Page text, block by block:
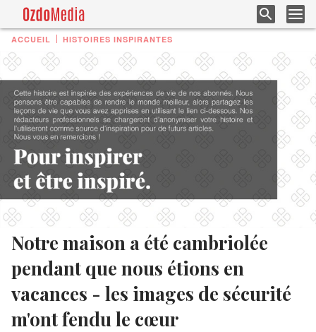
ACCUEIL HISTOIRES INSPIRANTES
Notre maison a été cambriolée
pendant que nous étions en
vacances - les images de sécurité
m'ont fendu le cœur